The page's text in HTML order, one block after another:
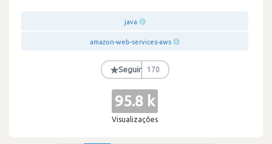
java
amazon-web-services-aws
★Seguir 170
95.8 k
Visualizações